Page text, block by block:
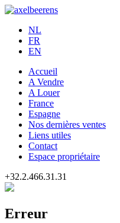
NL
FR
EN
Accueil
A Vendre
A Louer
France
Espagne
Nos dernières ventes
Liens utiles
Contact
Espace propriétaire
+32.2.466.31.31
Erreur